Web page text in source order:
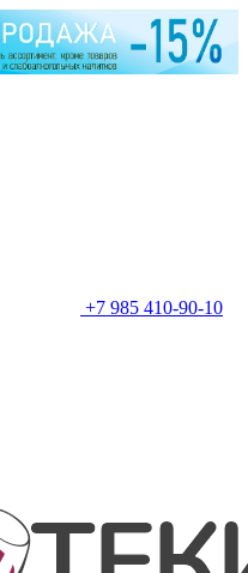
+7 985 410-90-10